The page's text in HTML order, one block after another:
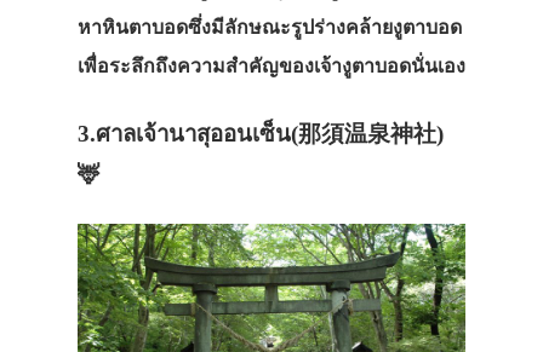
หาหินตาบอดซึ่งมีลักษณะรูปร่างคล้ายงูตาบอด
เพื่อระลึกถึงความสำคัญของเจ้างูตาบอดนั่นเอง
3.ศาลเจ้านาสุออนเซ็น(那須温泉神社)
🦌